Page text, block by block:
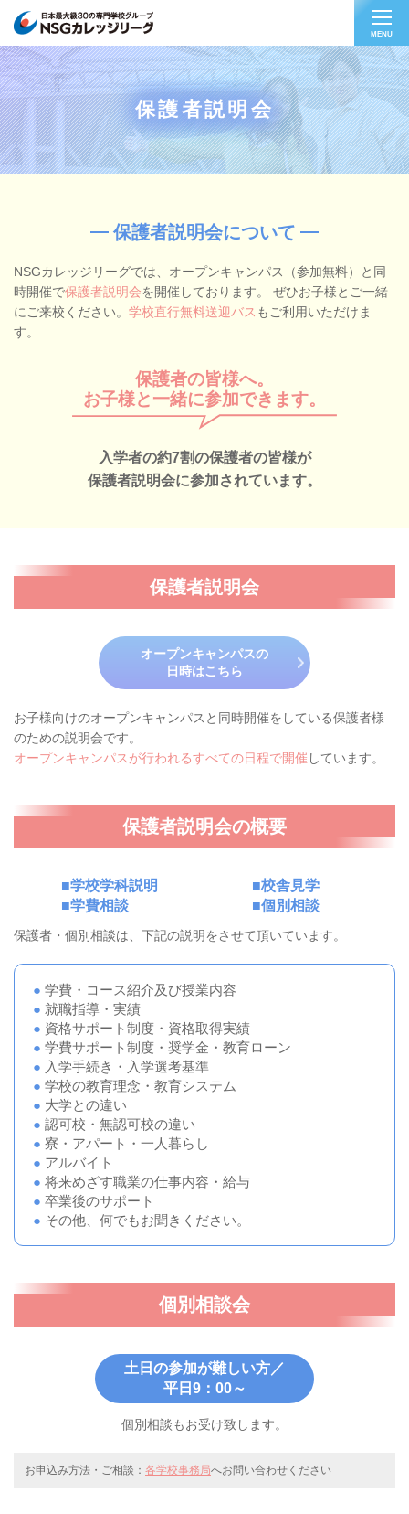
MENU
保護者説明会
保護者説明会について
NSGカレッジリーグでは、オープンキャンパス（参加無料）と同
時開催で保護者説明会を開催しております。
ぜひお子様とご一緒
にご来校ください。 学校直行無料送迎バス もご利用いただけま
す。
保護者の皆様へ。
お子様と一緒に参加できます。
入学者の約7割の保護者の皆様が
保護者説明会に参加されています。
保護者説明会
オープンキャンパスの
日時はこちら
お子様向けのオープンキャンパスと同時開催をしている保護者様
のための説明会です。
オープンキャンパスが行われるすべての日程で開催 しています。
保護者説明会の概要
学校学科説明
校舎見学
学費相談
個別相談
保護者・個別相談は、下記の説明をさせて頂いています。
● 学費・コース紹介及び授業内容
● 就職指導・実績
● 資格サポート制度・資格取得実績
● 学費サポート制度・奨学金・教育ローン
● 入学手続き・入学選考基準
● 学校の教育理念・教育システム
● 大学との違い
● 認可校・無認可校の違い
● 寮・アパート・一人暮らし
● アルバイト
● 将来めざす職業の仕事内容・給与
● 卒業後のサポート
● その他、何でもお聞きください。
個別相談会
土日の参加が難しい方／
平日9：00～
個別相談もお受け致します。
お申込み方法・ご相談： 各学校事務局へお問い合わせください